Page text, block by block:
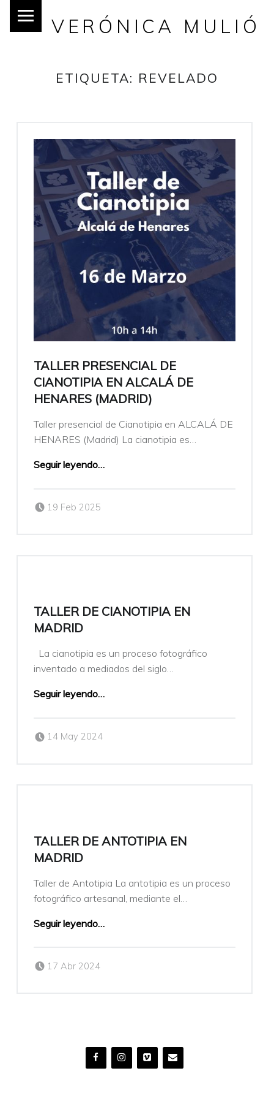
VERÓNICA MULIÓ
ETIQUETA: REVELADO
TALLER PRESENCIAL DE
CIANOTIPIA EN ALCALÁ DE
HENARES (MADRID)
Taller presencial de Cianotipia en ALCALÁ DE
HENARES (Madrid) La cianotipia es…
Seguir leyendo…
19 Feb 2025
TALLER DE CIANOTIPIA EN
MADRID
La cianotipia es un proceso fotográfico
inventado a mediados del siglo…
Seguir leyendo…
14 May 2024
TALLER DE ANTOTIPIA EN
MADRID
Taller de Antotipia La antotipia es un proceso
fotográfico artesanal, mediante el…
Seguir leyendo…
17 Abr 2024